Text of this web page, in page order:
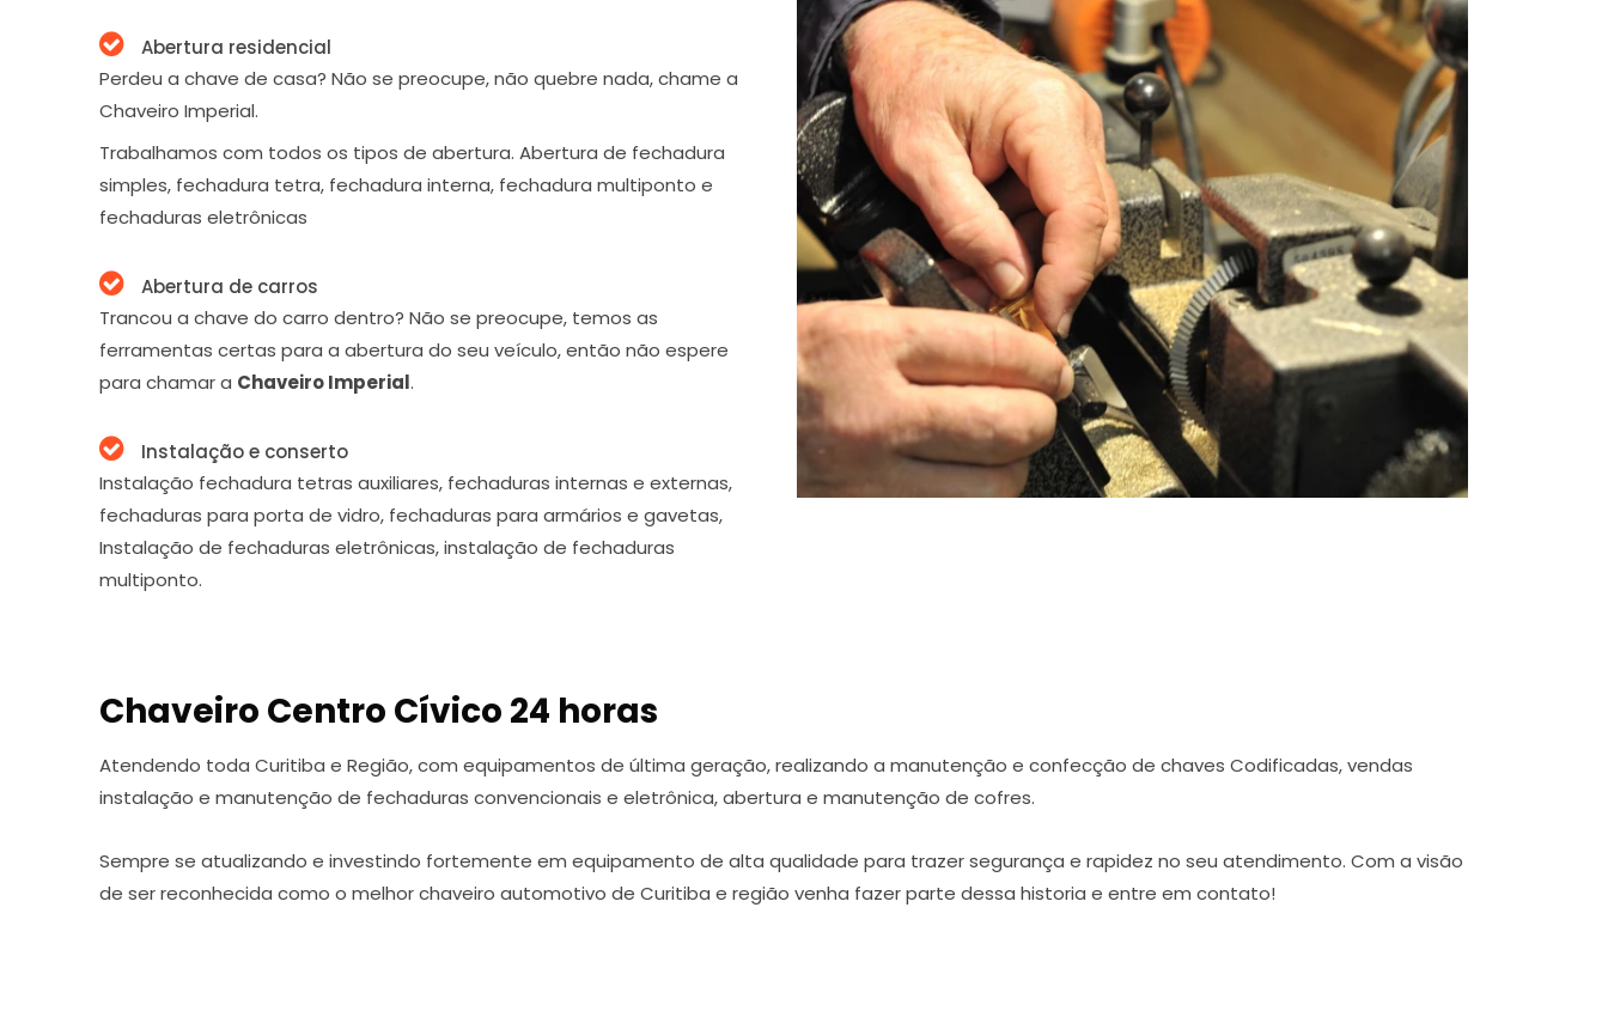
Abertura residencial
Perdeu a chave de casa? Não se preocupe, não quebre nada, chame a
Chaveiro Imperial.
Trabalhamos com todos os tipos de abertura. Abertura de fechadura
simples, fechadura tetra, fechadura interna, fechadura multiponto e
fechaduras eletrônicas
Abertura de carros
Trancou a chave do carro dentro? Não se preocupe, temos as
ferramentas certas para a abertura do seu veículo, então não espere
para chamar a Chaveiro Imperial.
Instalação e conserto
Instalação fechadura tetras auxiliares, fechaduras internas e externas,
fechaduras para porta de vidro, fechaduras para armários e gavetas,
Instalação de fechaduras eletrônicas, instalação de fechaduras
multiponto.
Chaveiro Centro Cívico 24 horas
Atendendo toda Curitiba e Região, com equipamentos de última geração, realizando a manutenção e confecção de chaves Codificadas, vendas
instalação e manutenção de fechaduras convencionais e eletrônica, abertura e manutenção de cofres.
Sempre se atualizando e investindo fortemente em equipamento de alta qualidade para trazer segurança e rapidez no seu atendimento. Com a visão
de ser reconhecida como o melhor chaveiro automotivo de Curitiba e região venha fazer parte dessa historia e entre em contato!